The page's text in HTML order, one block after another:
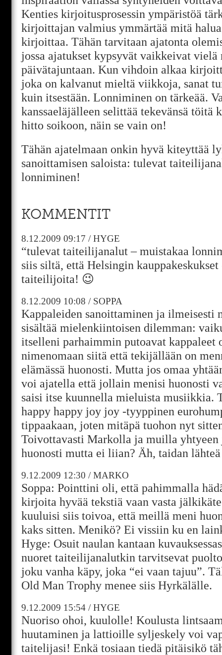
Kenties kirjoitusprosessin ympäristöä
kirjoittajan valmius ymmärtää mitä
kirjoittaa. Tähän tarvitaan ajatonta
jossa ajatukset kypsyvät vaikkeivat
päivätajuntaan. Kun vihdoin alkaa
joka on kalvanut mieltä viikkoja, sanat
kuin itsestään. Lonniminen on tärkeää.
kanssaeläjälleen selittää tekevänsä töitä
hitto soikoon, näin se vain on!
Tähän ajatelmaan onkin hyvä kiteyttää
sanoittamisen saloista: tulevat
lonniminen!
KOMMENTIT
8.12.2009 09:17 /HYGE
“tulevat taiteilijanalut – muistakaa
siis siltä, että Helsingin
taiteilijoita! 😉
8.12.2009 10:08 / SOPPA
Kappaleiden sanoittaminen ja ilmeisesti
sisältää mielenkiintoisen dilemman:
itselleni parhaimmin putoavat kappaleet
nimenomaan siitä että tekijällään on
elämässä huonosti. Mutta jos omaa
voi ajatella että jollain menisi huonosti
saisi itse kuunnella mieluista musiikkia.
happy happy joy joy -tyyppinen
tippaakaan, joten mitäpä tuohon nyt
Toivottavasti Markolla ja muilla yhtyeen
huonosti mutta ei liian? Äh, taidan
9.12.2009 12:30 /MARKO
Soppa: Pointtini oli, että pahimmalla
kirjoita hyvää tekstiä vaan vasta
kuuluisi siis toivoa, että meillä meni
kaks sitten. Menikö? Ei vissiin ku en
Hyge: Osuit naulan kantaan
nuoret taiteilijanalutkin tarvitsevat
joku vanha käpy, joka “ei vaan tajuu”.
Old Man Trophy menee siis Hyrkälälle.
9.12.2009 15:54 /HYGE
Nuoriso ohoi, kuulolle! Koulusta
huutaminen ja lattioille syljeskely voi
taitelijasi! Enkä tosiaan tiedä pitäisikö